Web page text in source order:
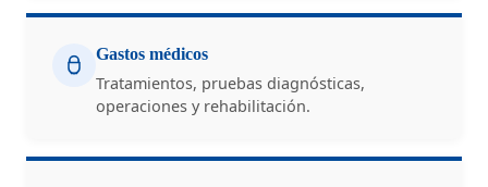
Gastos médicos
Tratamientos, pruebas diagnósticas,
operaciones y rehabilitación.